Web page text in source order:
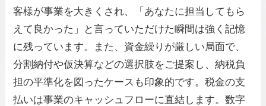
客様が事業を大きくされ、「あなたに担当してもら
えて良かった」と言っていただけた瞬間は強く記憶
に残っています。また、資金繰りが厳しい局面で、
分割納付や仮決算などの選択肢をご提案し、納税負
担の平準化を図ったケースも印象的です。税金の支
払いは事業のキャッシュフローに直結します。数字